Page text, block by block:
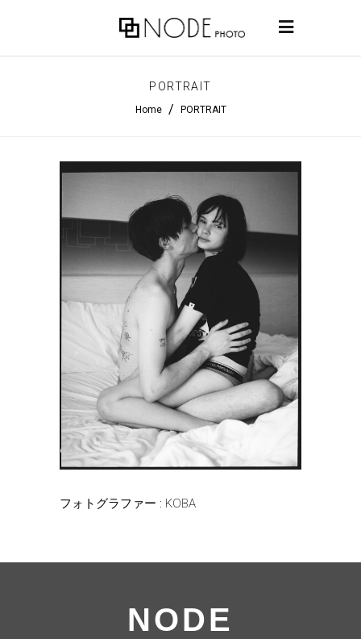
PORTRAIT
Home/ PORTRAIT
フォトグラファー : KOBA
NODE